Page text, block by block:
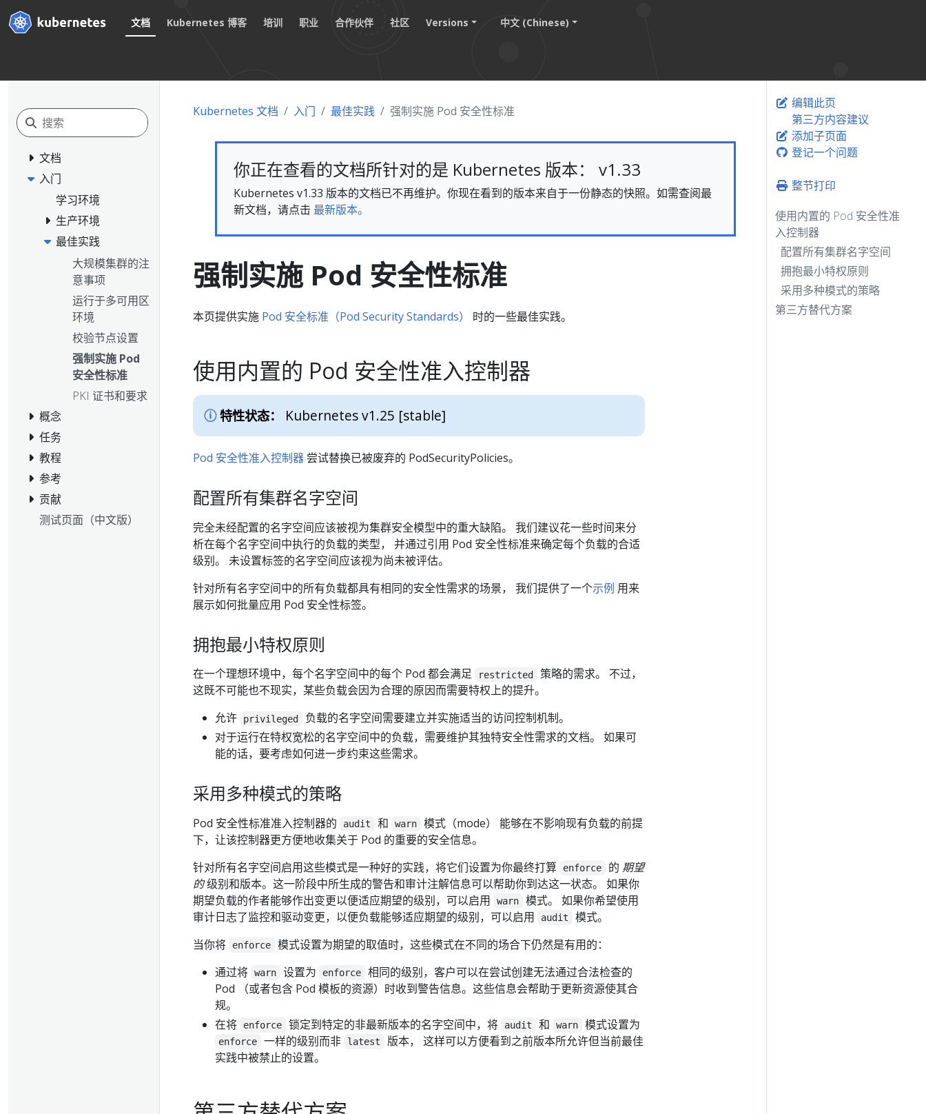
文档 Kubernetes 博客 培训 职业 合作伙伴 社区 Versions 中文 (Chinese)
文档
入门
学习环境
生产环境
最佳实践
大规模集群的注
意事项
运行于多可用区
环境
校验节点设置
强制实施 Pod
安全性标准
PKI 证书和要求
概念
任务
教程
参考
贡献
测试页面（中文版）
Kubernetes 文档 入门 最佳实践 强制实施 Pod 安全性标准
你正在查看的文档所针对的是 Kubernetes 版本： v1.33
Kubernetes v1.33 版本的文档已不再维护。你现在看到的版本来自于一份静态的快照。如需查阅最
新文档，请点击 最新版本。
强制实施 Pod 安全性标准
本页提供实施 Pod 安全标准（Pod Security Standards） 时的一些最佳实践。
使用内置的 Pod 安全性准入控制器
特性状态： Kubernetes v1.25 [stable]
Pod 安全性准入控制器 尝试替换已被废弃的 PodSecurityPolicies。
配置所有集群名字空间
完全未经配置的名字空间应该被视为集群安全模型中的重大缺陷。 我们建议花一些时间来分
析在每个名字空间中执行的负载的类型， 并通过引用 Pod 安全性标准来确定每个负载的合适
级别。 未设置标签的名字空间应该视为尚未被评估。
针对所有名字空间中的所有负载都具有相同的安全性需求的场景， 我们提供了一个示例 用来
展示如何批量应用 Pod 安全性标签。
拥抱最小特权原则
在一个理想环境中，每个名字空间中的每个 Pod 都会满足 restricted
策略的需求。 不过，
这既不可能也不现实，某些负载会因为合理的原因而需要特权上的提升。
允许
privileged
负载的名字空间需要建立并实施适当的访问控制机制。
对于运行在特权宽松的名字空间中的负载，需要维护其独特安全性需求的文档。 如果可
能的话，要考虑如何进一步约束这些需求。
采用多种模式的策略
Pod 安全性标准准入控制器的 audit 和 warn
模式（mode） 能够在不影响现有负载的前提
下，让该控制器更方便地收集关于 Pod 的重要的安全信息。
针对所有名字空间启用这些模式是一种好的实践，将它们设置为你最终打算
enforce 的 期望
的级别和版本。这一阶段中所生成的警告和审计注解信息可以帮助你到达这一状态。 如果你
期望负载的作者能够作出变更以便适应期望的级别，可以启用
warn
模式。 如果你希望使用
审计日志了监控和驱动变更，以便负载能够适应期望的级别，可以启用
audit
模式。
当你将
enforce
模式设置为期望的取值时，这些模式在不同的场合下仍然是有用的：
通过将 warn 设置为 enforce
相同的级别，客户可以在尝试创建无法通过合法检查的
Pod （或者包含 Pod 模板的资源）时收到警告信息。这些信息会帮助于更新资源使其合
规。
在将
enforce 锁定到特定的非最新版本的名字空间中，将 audit 和 warn 模式设置为
enforce 一样的级别而非 latest
版本， 这样可以方便看到之前版本所允许但当前最佳
实践中被禁止的设置。
编辑此页
第三方内容建议
添加子页面
登记一个问题
整节打印
使用内置的 Pod 安全性准
入控制器
配置所有集群名字空间
拥抱最小特权原则
采用多种模式的策略
第三方替代方案